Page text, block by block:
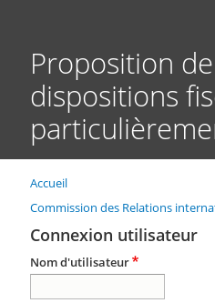
Proposition
dispositions
Fil
d'Ariane
Accueil
Commission des Relations
Connexion utilisateur
Nom d'utilisateur